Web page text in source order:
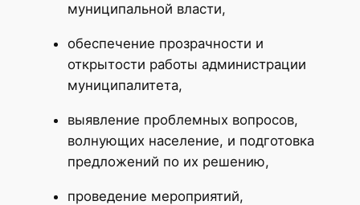
муниципальной власти,
обеспечение прозрачности и
открытости работы администрации
муниципалитета,
выявление проблемных вопросов,
волнующих население, и подготовка
предложений по их решению,
проведение мероприятий,